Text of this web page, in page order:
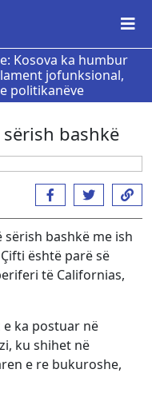
Kosova ka humbur
jofunksional,
politikanëve
bashkë
sërish bashkë me ish
është parë së
të Californias,
ka postuar në
ku shihet në
e re bukuroshe,